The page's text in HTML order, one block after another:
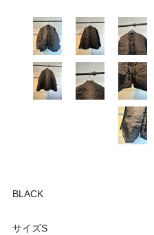
BLACK
サイズS